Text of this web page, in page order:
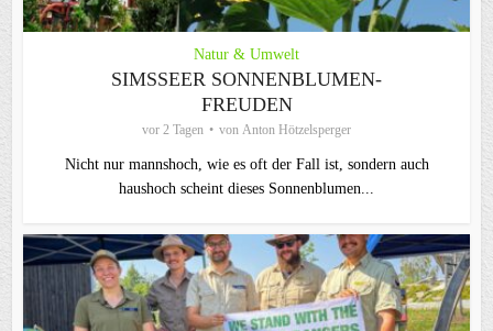
Natur & Umwelt
SIMSSEER SONNENBLUMEN-
FREUDEN
vor 2 Tagen von Anton Hötzelsperger
Nicht nur mannshoch, wie es oft der Fall ist, sondern auch
haushoch scheint dieses Sonnenblumen...